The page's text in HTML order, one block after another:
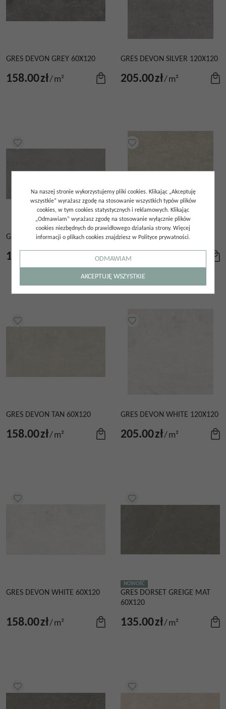
GRES DEVON GREY 60X120
158.00zł/m²
GRES DEVON SILVER 120X120
205.00zł/m²
GRES DEVON SILVER 60X120
158.00
GRES DEVON TAN 120X120
205.00
GRES DEVON TAN 60X120
158.00zł/m²
GRES DEVON WHITE 120X120
205.00zł/m²
GRES DEVON WHITE 60X120
158.00zł/m²
NOWOŚĆ
GRES DORSET GREIGE MAT
60X120
135.00zł/m²
Na naszej stronie wykorzystujemy pliki cookies. Klikając „Akceptuję
wszystkie” wyrażasz zgodę na stosowanie wszystkich typów plików
cookies, w tym cookies statystycznych i reklamowych. Klikając
„Odmawiam” wyrażasz zgodę na stosowanie wyłącznie plików
cookies niezbędnych do prawidłowego działania strony. Więcej
informacji o plikach cookies znajdziesz w Polityce prywatności.
ODMAWIAM
AKCEPTUJĘ WSZYSTKIE